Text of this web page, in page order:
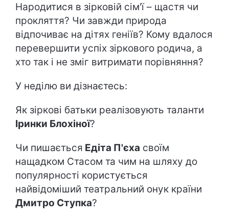
Народитися в зірковій сім'ї – щастя чи
прокляття? Чи завжди природа
відпочиває на дітях геніїв? Кому вдалося
перевершити успіх зіркового родича, а
хто так і не зміг витримати порівняння?
У неділю ви дізнаєтесь:
Як зіркові батьки реалізовують таланти
Іринки Блохіної?
Чи пишається Едіта П'єха своїм
нащадком Стасом та чим на шляху до
популярності користується
найвідоміший театральний онук країни
Дмитро Ступка?